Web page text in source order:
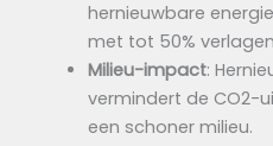
hernieuwbare
met tot 50%
Milieu-impact:
vermindert de CO2-
een schoner milieu.